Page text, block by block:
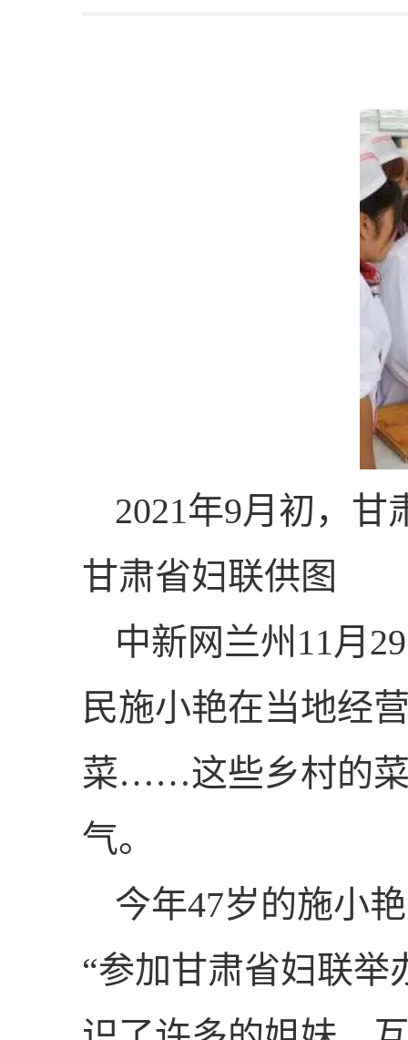
2021年9月初，
甘肃省妇联供图
中新网兰州11月
民施小艳在当地经
菜……这些乡村的菜
气。
今年47岁的施小
“参加甘肃省妇联举